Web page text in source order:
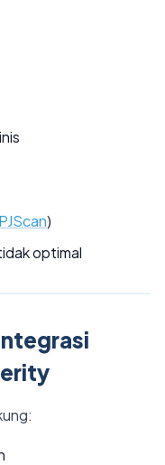
)
optimal